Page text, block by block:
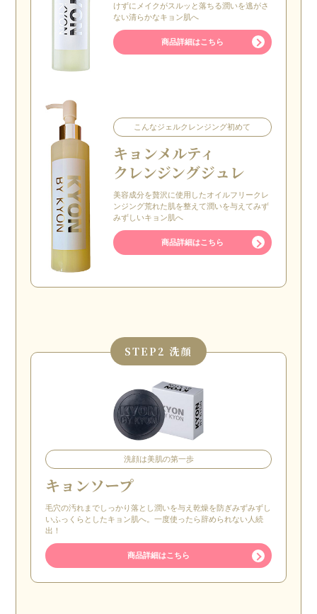
けずにメイクがスルッと落ちる潤いを逃がさ
ない清らかなキョン肌へ
商品詳細はこちら
こんなジェルクレンジング初めて
キョンメルティ
クレンジングジュレ
美容成分を贅沢に使用したオイルフリークレ
ンジング荒れた肌を整えて潤いを与えてみず
みずしいキョン肌へ
商品詳細はこちら
STEP 2 洗顔
洗顔は美肌の第一歩
キョンソープ
毛穴の汚れまでしっかり落とし潤いを与え乾燥を防ぎみずみずし
いふっくらとしたキョン肌へ。一度使ったら辞められない人続
出！
商品詳細はこちら